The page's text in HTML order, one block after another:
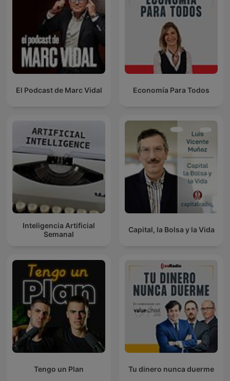
El Podcast de Marc Vidal Economía Para Todos
Inteligencia Artificial
Semanal
Capital, la Bolsa y la Vida
Tengo un Plan Tu dinero nunca duerme